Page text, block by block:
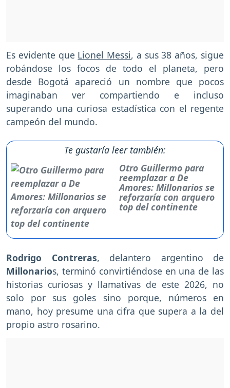
Es evidente que Lionel Messi, a sus 38 años, sigue
robándose los focos de todo el planeta, pero
desde Bogotá apareció un nombre que pocos
imaginaban ver compartiendo e incluso
superando una curiosa estadística con el regente
campeón del mundo.
Te gustaría leer también:
Otro Guillermo para
reemplazar a De
Amores: Millonarios se
reforzaría con arquero
top del continente
Rodrigo Contreras, delantero argentino de
Millonarios, terminó convirtiéndose en una de las
historias curiosas y llamativas de este 2026, no
solo por sus goles sino porque, números en
mano, hoy presume una cifra que supera a la del
propio astro rosarino.